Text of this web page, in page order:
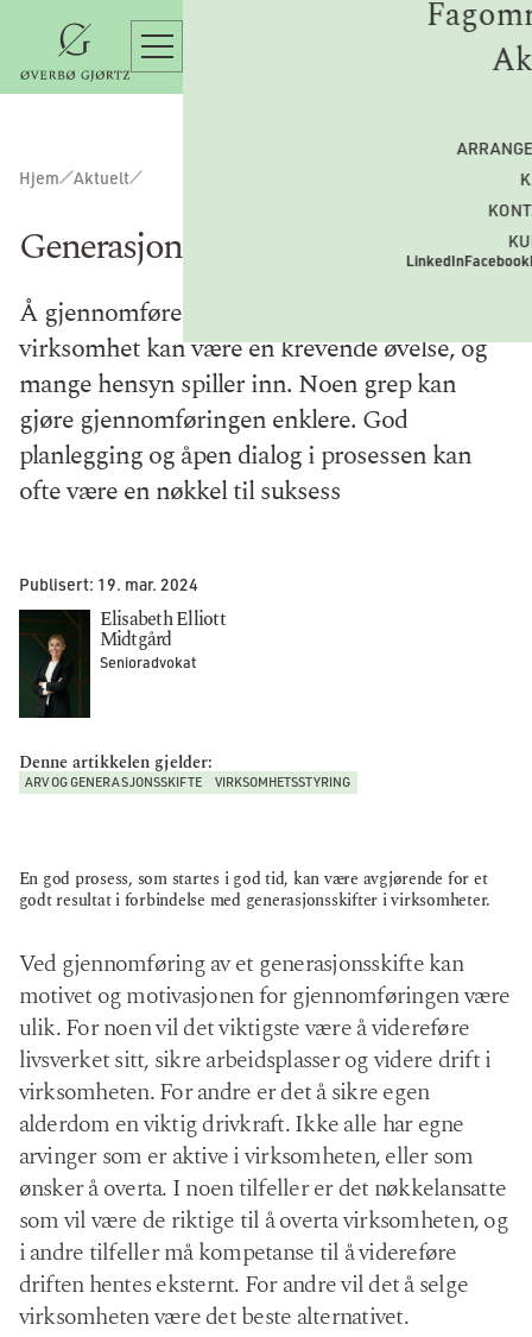
LinkedInFacebook
Hjem Aktuelt
Publisert: 19. mar. 2024
Elisabeth Elliott
Midtgård
Senioradvokat
Denne artikkelen gjelder:
ARV OG GENERASJONSSKIFTE VIRKSOMHETSSTYRING
Generasjonsskifte i virksomheter
Å gjennomføre et generasjonsskifte i en
virksomhet kan være en krevende øvelse, og
mange hensyn spiller inn. Noen grep kan
gjøre gjennomføringen enklere. God
planlegging og åpen dialog i prosessen kan
ofte være en nøkkel til suksess
En god prosess, som startes i god tid, kan være avgjørende for et
godt resultat i forbindelse med generasjonsskifter i virksomheter.
Ved gjennomføring av et generasjonsskifte kan
motivet og motivasjonen for gjennomføringen være
ulik. For noen vil det viktigste være å videreføre
livsverket sitt, sikre arbeidsplasser og videre drift i
virksomheten. For andre er det å sikre egen
alderdom en viktig drivkraft. Ikke alle har egne
arvinger som er aktive i virksomheten, eller som
ønsker å overta. I noen tilfeller er det nøkkelansatte
som vil være de riktige til å overta virksomheten, og
i andre tilfeller må kompetanse til å videreføre
driften hentes eksternt. For andre vil det å selge
virksomheten være det beste alternativet.